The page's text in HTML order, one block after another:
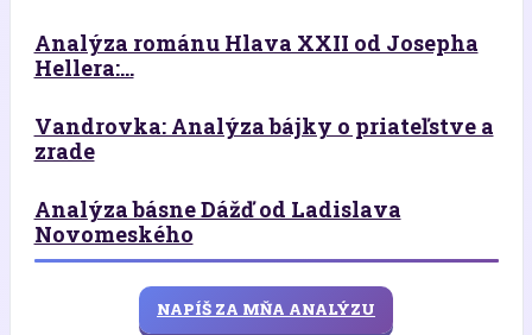
Analýza románu Hlava XXII od Josepha
Hellera:...
Vandrovka: Analýza bájky o priateľstve a
zrade
Analýza básne Dážď od Ladislava
Novomeského
NAPÍŠ ZA MŇA ANALÝZU